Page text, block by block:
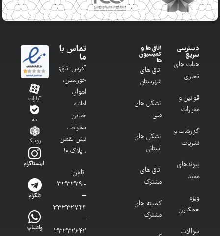
دسترسی
سریع
هیات های
تجاری
قوانین و
مقررات
گزارشات و
نشریات
پیوندهای
مفید
ویژه
همکاران
سوالات
اتاق ها و
کمیسیون
ها
اتاق های
شهرستان
تشکل های
ملی
تشکل های
استانی
اتاق های
مشترک
کمیته های
مشترک
تماس با
ما
آدرس اتاق:
خوزستان،
اهواز،
امانیه
خیابان
سقراط ،
نبش لقمان
، پلاک 10
تلفن:
33332900
–
33332744
–
33332642
آپارات
بله
روبیکا
اینستاگرام
تلگرام
واتساپ